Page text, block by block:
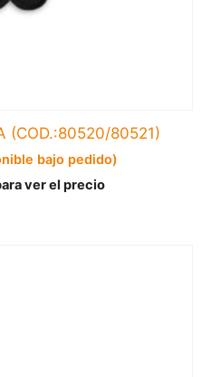
(COD.:80520/80521)
bajo pedido)
ver el precio